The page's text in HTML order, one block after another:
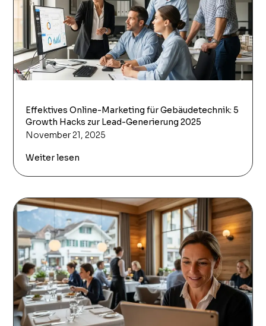
Effektives Online-Marketing für Gebäudetechnik: 5
Growth Hacks zur Lead-Generierung 2025
November 21, 2025
Weiter lesen